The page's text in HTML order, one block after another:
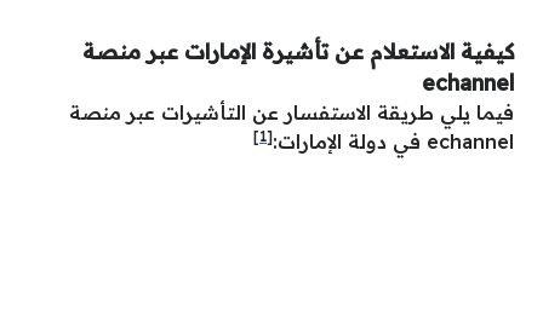
كيفية الاستعلام عن تأشيرة الإمارات عبر منصة
echannel
فيما يلي طريقة الاستفسار عن التأشيرات عبر منصة
echannel في دولة الإمارات:
[1]